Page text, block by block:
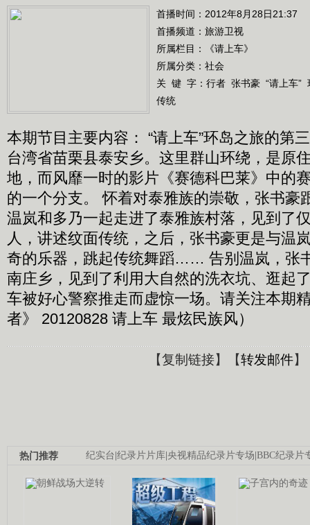
首播时间：2012年8月28日21:37
首播频道： 旅游卫视
所属栏目：
《请上车》
所属分类：社会
关 键 字： 行者 张书豪 “请上车”
传统
本期节目主要内容： “请上车”环岛之旅的第
台湾省苗栗县泰安乡。这里群山环绕，是原
地，而风靡一时的影片《赛德科巴莱》中的
的一个分支。 怀着对泰雅族的崇敬，张书豪
温岚和多乃一起走进了泰雅族村落，见到了
人，讲述纹面传统，之后，张书豪更是与温
奇的乐器，跳起传统舞蹈…… 告别温岚，张
南庄乡，见到了利用大自然的洗衣坑、逛起
车被好心警察推走而虚惊一场。请关注本期
者》 20120828 请上车 最炫民族风）
【复制链接】【转发邮件】
纪实台 纪录片片库 央视精品纪录片专场 BBC纪录片
热门推荐